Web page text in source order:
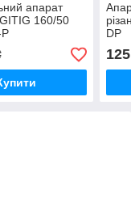
апарат
160/50
DP